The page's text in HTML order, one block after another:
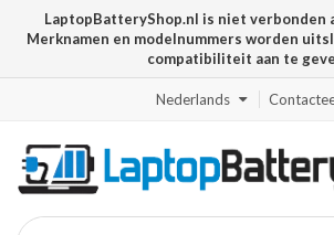
LaptopBatteryShop.nl is niet verbonden
Merknamen en modelnummers worden
compatibiliteit aan te
Nederlands